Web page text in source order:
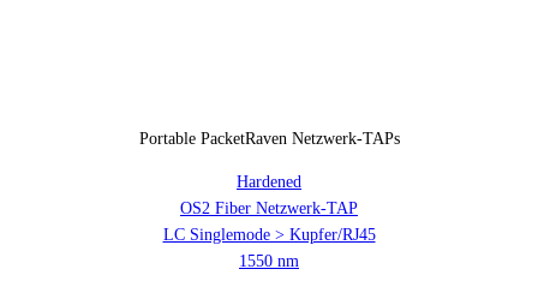
Portable PacketRaven Netzwerk-TAPs
Hardened
OS2 Fiber Netzwerk-TAP
LC Singlemode > Kupfer/RJ45
1550 nm